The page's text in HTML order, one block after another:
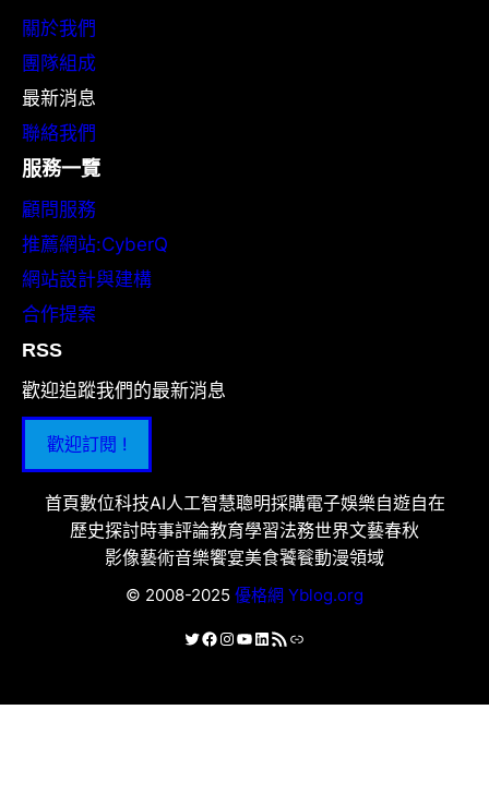
關於我們
團隊組成
最新消息
聯絡我們
服務一覽
顧問服務
推薦網站:CyberQ
網站設計與建構
合作提案
RSS
歡迎追蹤我們的最新消息
歡迎訂閱 !
首頁數位科技AI人工智慧聰明採購電子娛樂自遊自在
歷史探討時事評論教育學習法務世界文藝春秋
影像藝術音樂饗宴美食饕餮動漫領域
© 2008-2025 優格網 Yblog.org
X Facebook
Instagram
YouTube
LinkedIn
RSS 資訊提供連結